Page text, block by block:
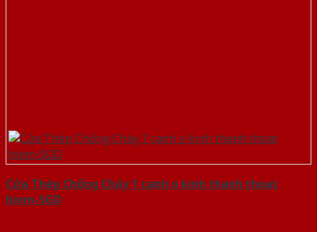
Cửa Thép Chống Cháy 1 canh o kinh thanh thoat
hiem-SGD